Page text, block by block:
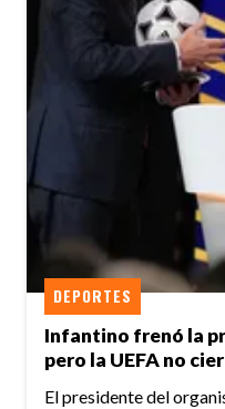
Infantino frenó la
pero la UEFA no
DEPORTES
El presidente del